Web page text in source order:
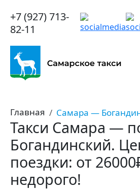
+7 (927) 713-
82-11
Главная Самара —
Такси Самара —
Богандинский.
поездки: от
недорого!